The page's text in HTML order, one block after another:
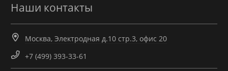
Наши контакты
Москва, Электродная д.10 стр.3, офис 20
+7 (499) 393-33-61